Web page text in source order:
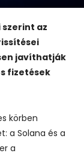
az
javíthatják
fizetések
körben
a Solana és a
a